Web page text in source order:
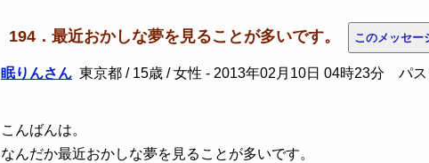
194．最近おかしな夢を見ることが多いです。
眠りんさん 東京都 / 15歳 / 女性 - 2013年02月10日 04時23分 パス
こんばんは。
なんだか最近おかしな夢を見ることが多いです。